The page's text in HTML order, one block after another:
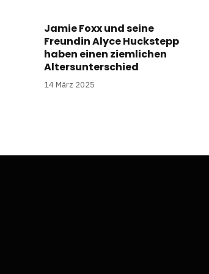
Jamie Foxx und seine
Freundin Alyce Huckstepp
haben einen ziemlichen
Altersunterschied
14 März 2025